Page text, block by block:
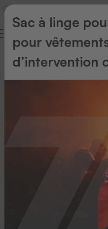
Scanners
filaire
Sac à linge
pour
d’intervention